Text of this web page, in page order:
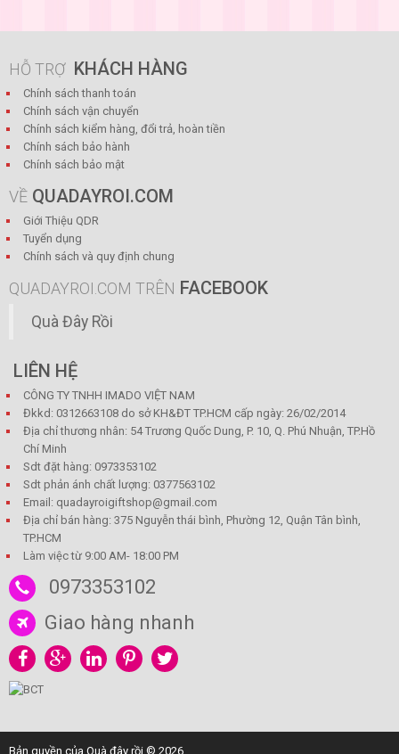
HỖ TRỢ KHÁCH HÀNG
Chính sách thanh toán
Chính sách vận chuyển
Chính sách kiểm hàng, đổi trả, hoàn tiền
Chính sách bảo hành
Chính sách bảo mật
VỀ QUADAYROI.COM
Giới Thiệu QDR
Tuyển dụng
Chính sách và quy định chung
QUADAYROI.COM TRÊN FACEBOOK
Quà Đây Rồi
LIÊN HỆ
CÔNG TY TNHH IMADO VIỆT NAM
Đkkd: 0312663108 do sở KH&ĐT TP.HCM cấp ngày: 26/02/2014
Địa chỉ thương nhân: 54 Trương Quốc Dung, P. 10, Q. Phú Nhuận, TP.Hồ
Chí Minh
Sdt đặt hàng: 0973353102
Sdt phản ánh chất lượng: 0377563102
Email: quadayroigiftshop@gmail.com
Địa chỉ bán hàng: 375 Nguyễn thái bình, Phường 12, Quận Tân bình,
TP.HCM
Làm việc từ 9:00 AM- 18:00 PM
0973353102
Giao hàng nhanh
Bản quyền của Quà đây rồi © 2026